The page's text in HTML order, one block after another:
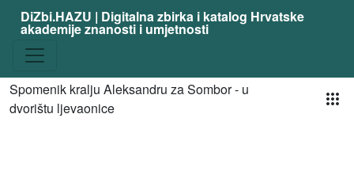
DiZbi.HAZU | Digitalna zbirka i katalog Hrvatske
akademije znanosti i umjetnosti
Spomenik kralju Aleksandru za Sombor - u
dvorištu ljevaonice